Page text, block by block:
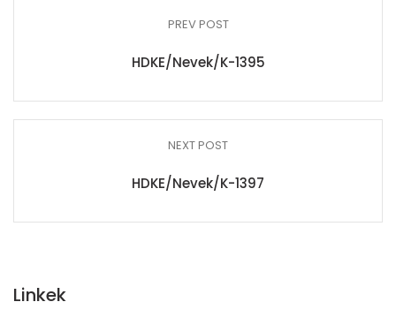
PREV POST
HDKE/Nevek/K-1395
NEXT POST
HDKE/Nevek/K-1397
Linkek